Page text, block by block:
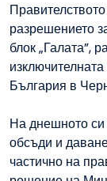
разрешението
блок „Галата”,
България в
На днешното
обсъди и
частично на